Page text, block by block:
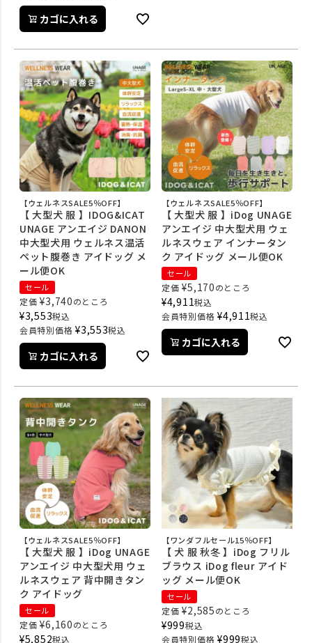
カゴに入れる
【ウェルネスSALE5％OFF】
【 大型犬 服 】IDOG&ICAT
UNAGE アンエイジ DANON
中大型犬用 ウェルネス温活
ペット腹巻き アイドッグ メ
ール便OK
セール
定価 ¥3,740のところ
¥3,553税込
会員特別価格 ¥3,553税込
カゴに入れる
【ウェルネスSALE5％OFF】
【 大型犬 服 】iDog UNAGE
アンエイジ 中大型犬用 ウェ
ルネスウェア インナータン
ク アイドッグ メール便OK
セール
定価 ¥5,170のところ
¥4,911税込
会員特別価格 ¥4,911税込
カゴに入れる
【ウェルネスSALE5％OFF】
【 大型犬 服 】iDog UNAGE
アンエイジ 中大型犬用 ウェ
ルネスウェア 背中開きタン
ク アイドッグ
セール
定価 ¥6,160のところ
¥5,852税込
【ワンダフルセール15％OFF】
【 犬 服 秋冬 】iDog フリル
ブラウス iDog fleur アイド
ッグ メール便OK
セール
定価 ¥2,585のところ
¥999税込
会員特別価格 ¥999税込